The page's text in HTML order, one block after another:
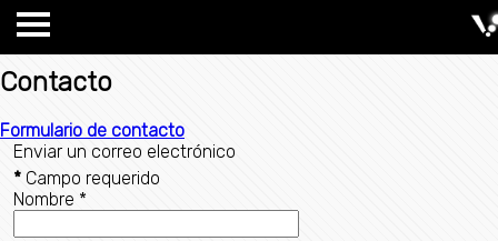
Contacto
Formulario de contacto
Enviar un correo electrónico
* Campo requerido
Nombre *